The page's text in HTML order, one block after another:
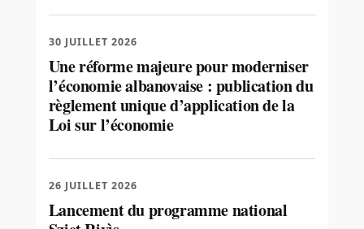
30 JUILLET 2026
Une réforme majeure pour moderniser
l’économie albanovaise : publication du
règlement unique d’application de la
Loi sur l’économie
26 JUILLET 2026
Lancement du programme national